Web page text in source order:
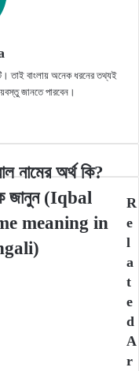
তাই বাংলায় অনেক ধরনের তথ্যই
জানতে পারবেন।
নামের অর্থ কি?
জানুন (Iqbal
meaning in
R
e
l
a
t
e
d
A
r